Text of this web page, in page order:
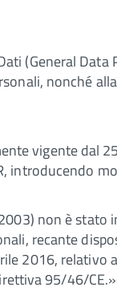
(General
nonché
vigente dal
introducendo
non è
recante
2016,
95/46/CE.»